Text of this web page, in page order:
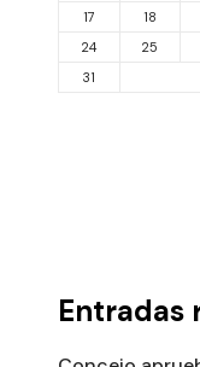
17
18
24
25
31
Entradas